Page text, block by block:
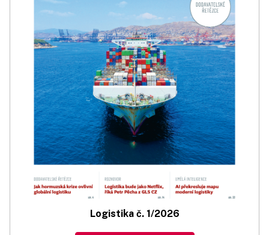
Logistika č. 1/2026